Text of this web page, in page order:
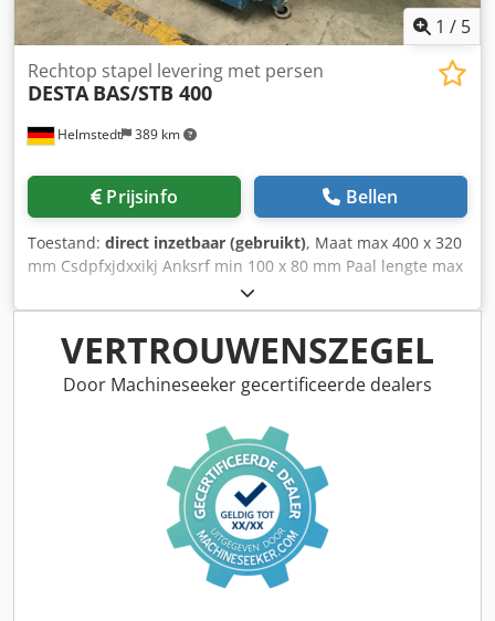
1 / 5
Helmstedt 389 km
Rechtop stapel levering met persen
DESTA BAS/STB 400
Prijsinfo Bellen
Toestand: direct inzetbaar (gebruikt), Maat max 400 x 320
mm Csdpfxjdxxikj Anksrf min 100 x 80 mm Paal lengte max
800 mm Snelheid max 3-13 m/min toevoer hoogte
verstelbaar 400-950 mm Levering hoogte 950 mm
VERTROUWENSZEGEL
Door Machineseeker gecertificeerde dealers